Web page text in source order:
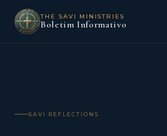
THE SAVI MINISTRIES
Boletim Informativo
SAVI REFLECTIONS